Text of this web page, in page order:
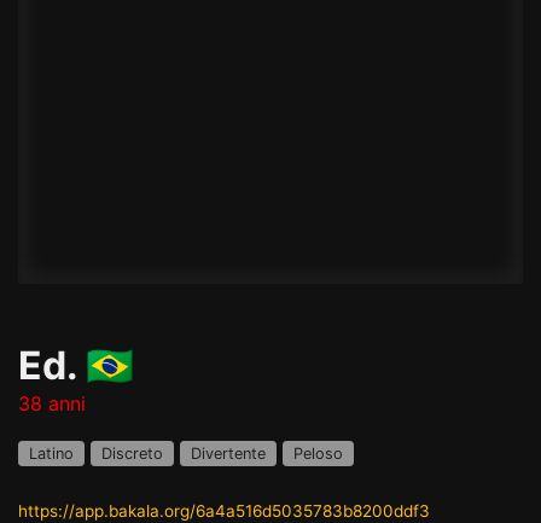
Ed. 🇧🇷
38 anni
Latino Discreto Divertente Peloso
https://app.bakala.org/6a4a516d5035783b8200ddf3